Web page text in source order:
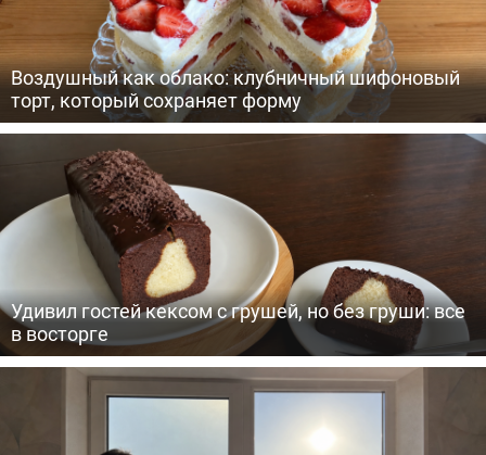
Воздушный как облако: клубничный шифоновый
торт, который сохраняет форму
Удивил гостей кексом с грушей, но без груши: все
в восторге